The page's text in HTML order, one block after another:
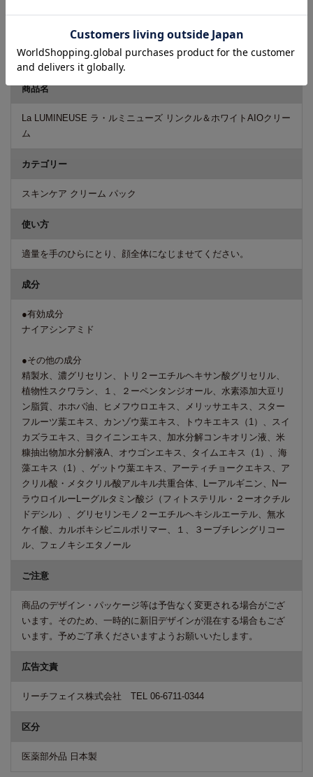
銀座ステファニー化粧品株式会社
商品名
La LUMINEUSE ラ・ルミニューズ リンクル＆ホワイトAIOクリー
ム
カテゴリー
スキンケア クリーム パック
使い方
適量を手のひらにとり、顔全体になじませてください。
成分
●有効成分
ナイアシンアミド
●その他の成分
精製水、濃グリセリン、トリ２ーエチルヘキサン酸グリセリル、
植物性スクワラン、１、２ーペンタンジオール、水素添加大豆リ
ン脂質、ホホバ油、ヒメフウロエキス、メリッサエキス、スター
フルーツ葉エキス、カンゾウ葉エキス、トウキエキス（1）、スイ
カズラエキス、ヨクイニンエキス、加水分解コンキオリン液、米
糠抽出物加水分解液A、オウゴンエキス、タイムエキス（1）、海
藻エキス（1）、ゲットウ葉エキス、アーティチョークエキス、ア
クリル酸・メタクリル酸アルキル共重合体、Lーアルギニン、Nー
ラウロイルーLーグルタミン酸ジ（フィトステリル・２ーオクチル
ドデシル）、グリセリンモノ２ーエチルヘキシルエーテル、無水
ケイ酸、カルボキシビニルポリマー、１、３ーブチレングリコー
ル、フェノキシエタノール
ご注意
商品のデザイン・パッケージ等は予告なく変更される場合がござ
います。そのため、一時的に新旧デザインが混在する場合もござ
います。予めご了承くださいますようお願いいたします。
広告文責
リーチフェイス株式会社 TEL 06-6711-0344
区分
医薬部外品 日本製